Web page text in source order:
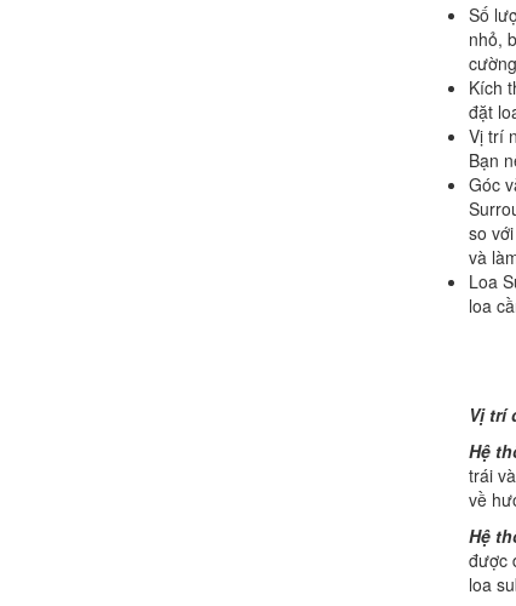
Số
nhỏ,
Kích
đặt
Vị trí
Bạn
Góc
so
và
Loa
loa
Vị trí
Hệ
trái
về
Hệ
được
loa